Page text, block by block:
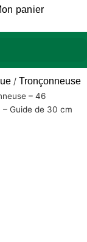
panier
/ Tronçonneuse
– 46
– Guide de 30 cm